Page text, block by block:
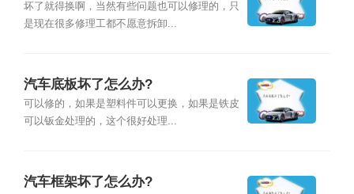
坏了就得换啊，当然有些问题也可以修理的，只
是现在很多修理工都不愿意拆卸...
汽车底板坏了怎么办?
可以修的，如果是塑料件可以更换，如果是铁皮
可以钣金处理的，这个很好处理...
汽车框架坏了怎么办?